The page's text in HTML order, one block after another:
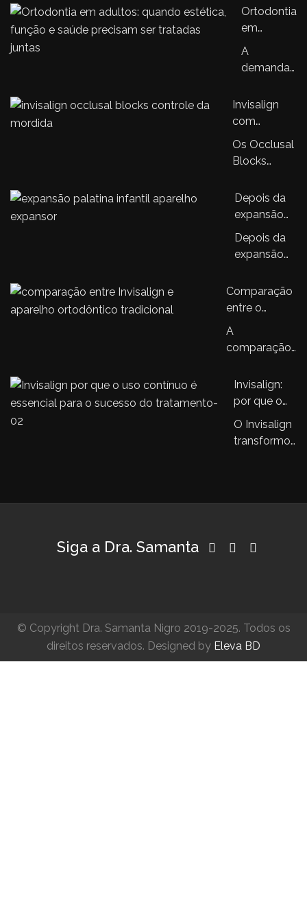
Ortodontia
em
adultos:
quando
saúde
precisam
ser
tratadas
A
demanda
ortodontia
em
cresceu
nos
anos.…
Invisalign
com
Occlusal
Blocks: a
que amplia
o controle
da mordida
no
ortodôntico
Os Occlusal
Blocks
uma
evolução no
Invisalign,
trazendo…
Depois da
expansão
palatina, o
que
acontece?
a sequência
do
ortodôntico
Depois da
expansão
tratamento
ortodôntico
com…
Comparação
entre o
aparelho
Invisalign e
aparelhos
tradicionais
A
comparação
aparelho
Invisalign® e
ortodônticos…
Invisalign:
por que o
uso
contínuo é
tratamento
O Invisalign
transformou
Se…
Siga a Dra. Samanta
© Copyright Dra. Samanta Nigro 2019-2025. Todos os
direitos reservados. Designed by Eleva BD